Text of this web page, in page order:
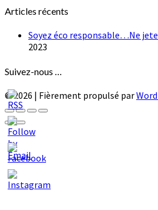
Articles récents
Soyez éco responsable…Ne
2023
Suivez-nous …
© 2026 | Fièrement propulsé par